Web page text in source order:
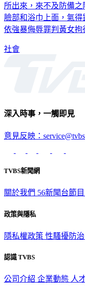
所出來，來不及防備
臉部和浴巾上面，氣得
依強暴侮辱罪判黃女拘
社會
深入時事，一觸即見
意見反映：
TVBS新聞網
關於我們 56新聞台節
政策與隱私
隱私權政策 性騷擾防
認識 TVBS
公司介紹 企業動態 人